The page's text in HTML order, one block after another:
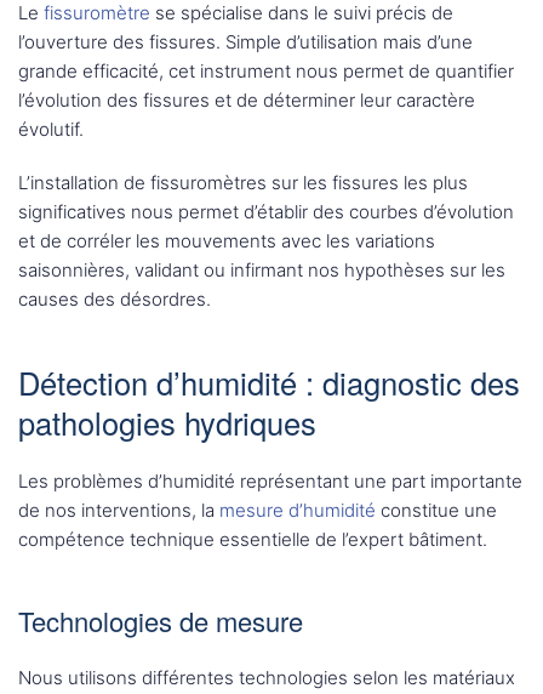
Le fissuromètre se spécialise dans le suivi précis de
l’ouverture des fissures. Simple d’utilisation mais d’une
grande efficacité, cet instrument nous permet de quantifier
l’évolution des fissures et de déterminer leur caractère
évolutif.
L’installation de fissuromètres sur les fissures les plus
significatives nous permet d’établir des courbes d’évolution
et de corréler les mouvements avec les variations
saisonnières, validant ou infirmant nos hypothèses sur les
causes des désordres.
Détection d’humidité : diagnostic des
pathologies hydriques
Les problèmes d’humidité représentant une part importante
de nos interventions, la mesure d’humidité constitue une
compétence technique essentielle de l’expert bâtiment.
Technologies de mesure
Nous utilisons différentes technologies selon les matériaux